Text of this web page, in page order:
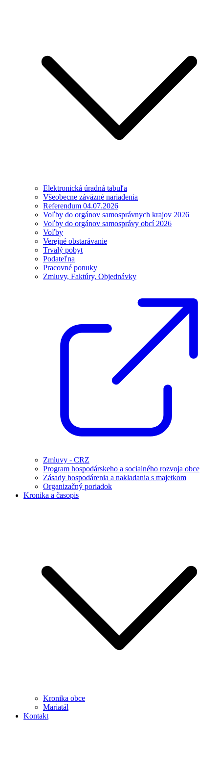
Elektronická úradná tabuľa
Všeobecne záväzné nariadenia
Referendum 04.07.2026
Voľby do orgánov samosprávnych krajov 2026
Voľby do orgánov samosprávy obcí 2026
Voľby
Verejné obstarávanie
Trvalý pobyt
Podateľna
Pracovné ponuky
Zmluvy, Faktúry, Objednávky
Zmluvy - CRZ
Program hospodárskeho a socialného rozvoja obce
Zásady hospodárenia a nakladania s majetkom
Organizačný poriadok
Kronika a časopis
Kronika obce
Mariatál
Kontakt